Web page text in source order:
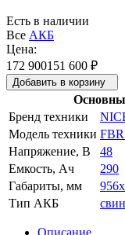
Есть в наличии
Все АКБ
Цена:
172 900151 600 ₽
Добавить в корзину
Бренд техники
Модель техники
Напряжение, В
48
Емкость, Ач
290
Габариты, мм
Тип АКБ
Описание